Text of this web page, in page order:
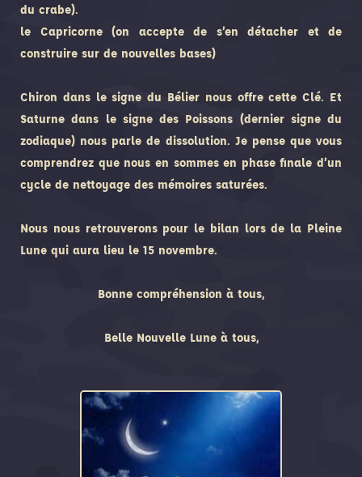
du crabe).
le Capricorne (on accepte de s’en détacher et de
construire sur de nouvelles bases)
Chiron dans le signe du Bélier nous offre cette Clé. Et
Saturne dans le signe des Poissons (dernier signe du
zodiaque) nous parle de dissolution. Je pense que vous
comprendrez que nous en sommes en phase finale d’un
cycle de nettoyage des mémoires saturées.
Nous nous retrouverons pour le bilan lors de la Pleine
Lune qui aura lieu le 15 novembre.
Bonne compréhension à tous,
Belle Nouvelle Lune à tous,